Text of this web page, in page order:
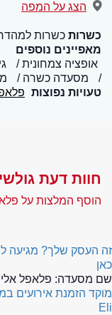
הצג על המפה
כשרות כשרות
מאפיינים נוספים
אופציה צמחונית
מסעדה כשרה
טעויות נפוצות
חוות דעת
הוסף המלצות על
זה העסק שלך? מגיעה
כאן
שם מסעדה: פלאפל אלי
מוקד הזמנת אירועים
Eli